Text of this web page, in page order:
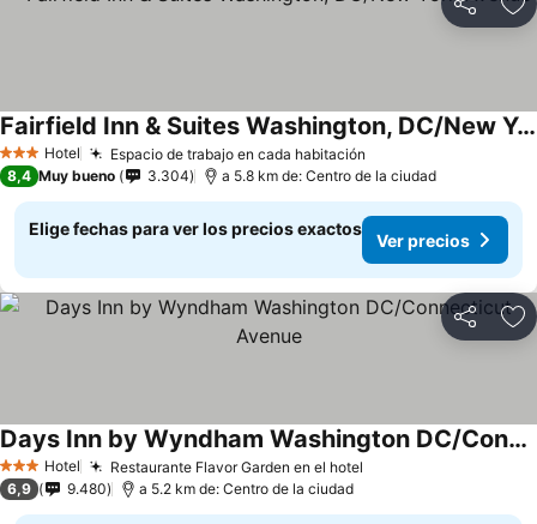
Compartir
3 Estrellas
Hotel Espacio de trabajo en cada habitación
Fairfield Inn & Suites Washington, DC/New York Avenue
8,4 Muy bueno 3.304 a 5.8 km de: Centro de la ciudad
Elige fechas para ver los precios exactos
Ver precios
Compartir
3 Estrellas
Hotel Restaurante Flavor Garden en el hotel
Days Inn by Wyndham Washington DC/Connecticut Avenue
6,9 9.480 a 5.2 km de: Centro de la ciudad